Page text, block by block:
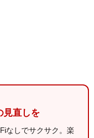
見直しを
なしでサクサク。楽